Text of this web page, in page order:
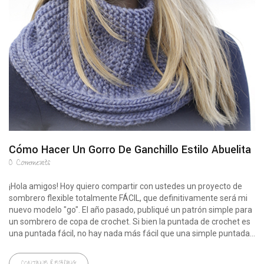
Cómo Hacer Un Gorro De Ganchillo Estilo Abuelita
0 Comments
¡Hola amigos! Hoy quiero compartir con ustedes un proyecto de
sombrero flexible totalmente FÁCIL, que definitivamente será mi
nuevo modelo "go". El año pasado, publiqué un patrón simple para
un sombrero de copa de crochet. Si bien la puntada de crochet es
una puntada fácil, no hay nada más fácil que una simple puntada...